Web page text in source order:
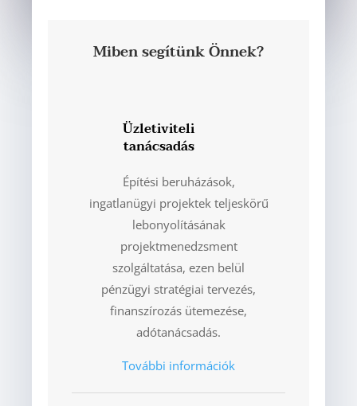
Miben segítünk Önnek?
Üzletiviteli
tanácsadás
Építési beruházások,
ingatlanügyi projektek teljeskörű
lebonyolításának
projektmenedzsment
szolgáltatása, ezen belül
pénzügyi stratégiai tervezés,
finanszírozás ütemezése,
adótanácsadás.
További információk